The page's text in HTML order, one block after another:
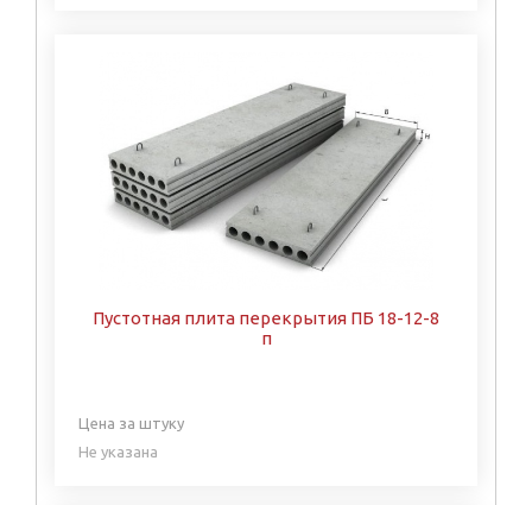
Пустотная плита перекрытия ПБ 18-12-8
п
Цена за штуку
Не указана